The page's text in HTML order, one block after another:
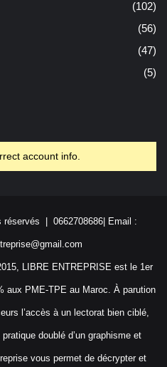
(102)
(56)
(47)
(5)
account info.
réservés | 0662708686| Email :
LIBRE ENTREPRISE est le 1er
aux PME-TPE au Maroc. À parution
l’accès à un lectorat bien ciblé,
doublé d’un graphisme et
vous permet de décrypter et